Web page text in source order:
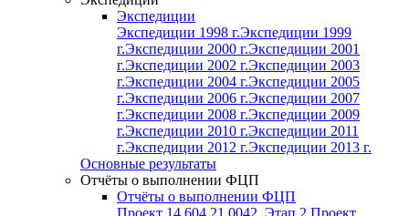
Экспедиции
Экспедиции 1998 г.Экспедиции 1999
г.Экспедиции 2000 г.Экспедиции 2001
г.Экспедиции 2002 г.Экспедиции 2003
г.Экспедиции 2004 г.Экспедиции 2005
г.Экспедиции 2006 г.Экспедиции 2007
г.Экспедиции 2008 г.Экспедиции 2009
г.Экспедиции 2010 г.Экспедиции 2011
г.Экспедиции 2012 г.Экспедиции 2013 г.
Основные результаты
Отчёты о выполнении ФЦП
Отчёты о выполнении ФЦП
Проект 14.604.21.0042. Этап 2.Проект